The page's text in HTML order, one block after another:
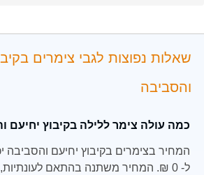
שאלות נפוצות לגבי צימרים
והסביבה
כמה עולה צימר ללילה בקיבוץ יחיעם
ל- 0 ₪. המחיר משתנה בהתאם